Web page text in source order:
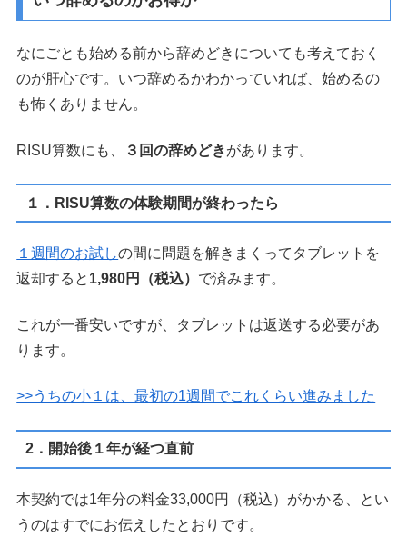
なにごとも始める前から辞めどきについても考えておく
のが肝心です。いつ辞めるかわかっていれば、始めるの
も怖くありません。
RISU算数にも、 ３回の辞めどきがあります。
１．RISU算数の体験期間が終わったら
１週間のお試しの間に問題を解きまくってタブレットを
返却すると 1,980円（税込） で済みます。
これが一番安いですが、タブレットは返送する必要があ
ります。
>>うちの小１は、最初の1週間でこれくらい進みました
2．開始後１年が経つ直前
本契約では1年分の料金33,000円（税込）がかかる、とい
うのはすでにお伝えしたとおりです。